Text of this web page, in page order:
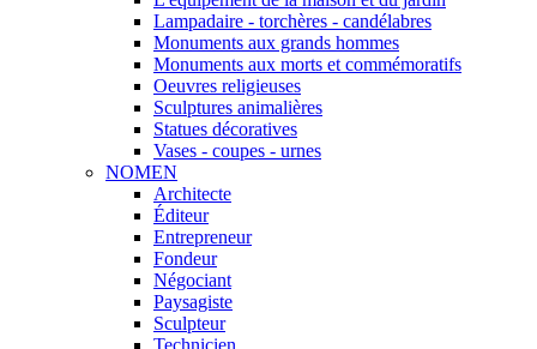
Lampadaire - torchères - candélabres
Monuments aux grands hommes
Monuments aux morts et commémoratifs
Oeuvres religieuses
Sculptures animalières
Statues décoratives
Vases - coupes - urnes
NOMEN
Architecte
Éditeur
Entrepreneur
Fondeur
Négociant
Paysagiste
Sculpteur
Technicien